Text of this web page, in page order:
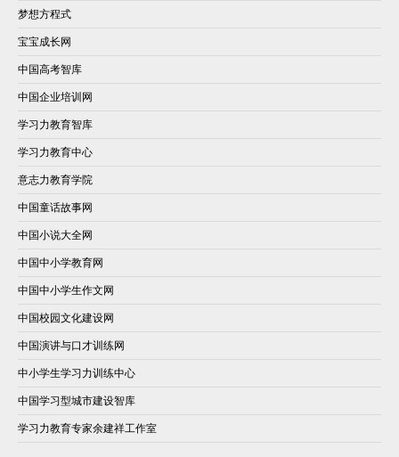
梦想方程式
宝宝成长网
中国高考智库
中国企业培训网
学习力教育智库
学习力教育中心
意志力教育学院
中国童话故事网
中国小说大全网
中国中小学教育网
中国中小学生作文网
中国校园文化建设网
中国演讲与口才训练网
中小学生学习力训练中心
中国学习型城市建设智库
学习力教育专家余建祥工作室